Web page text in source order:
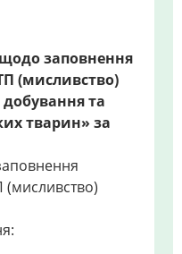
заповнення
(мисливство)
добування та
тварин» за